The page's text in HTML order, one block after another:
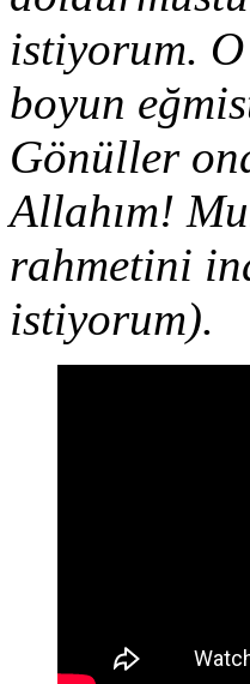
istiyorum.
boyun
Gönüller
Allahım!
rahmetini
istiyorum).